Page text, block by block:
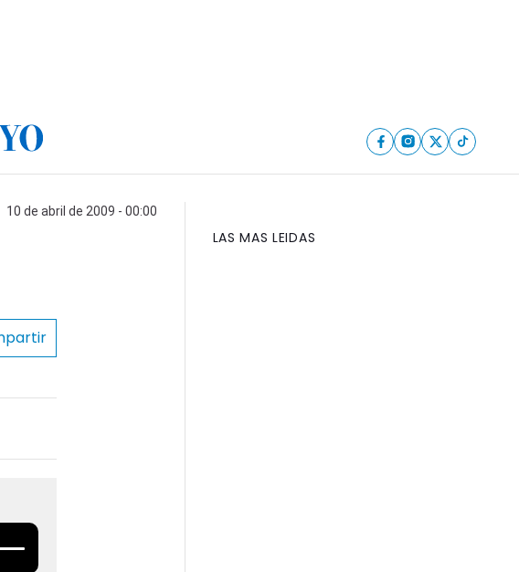
10 de abril de 2009 - 00:00
LAS MAS LEIDAS